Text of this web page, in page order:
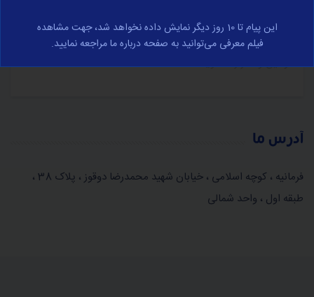
در مورد تجارت الکترونیک و با رعایت کامل قوانین جمهوری
اسلامی ایران صورت می‌پذیرد، برای مشاهده کامل وارد صفحه
قوانین و مقرارت شوید.
آدرس ما
فرمانیه ، کوچه اسلامی ، خیابان شهید محمدرضا دوقوز ، پلاک 38 ،
طبقه اول ، واحد شمالی
این پیام تا 10 روز دیگر نمایش داده نخواهد شد، جهت مشاهده
فیلم معرفی می‌توانید به صفحه درباره ما مراجعه نمایید.